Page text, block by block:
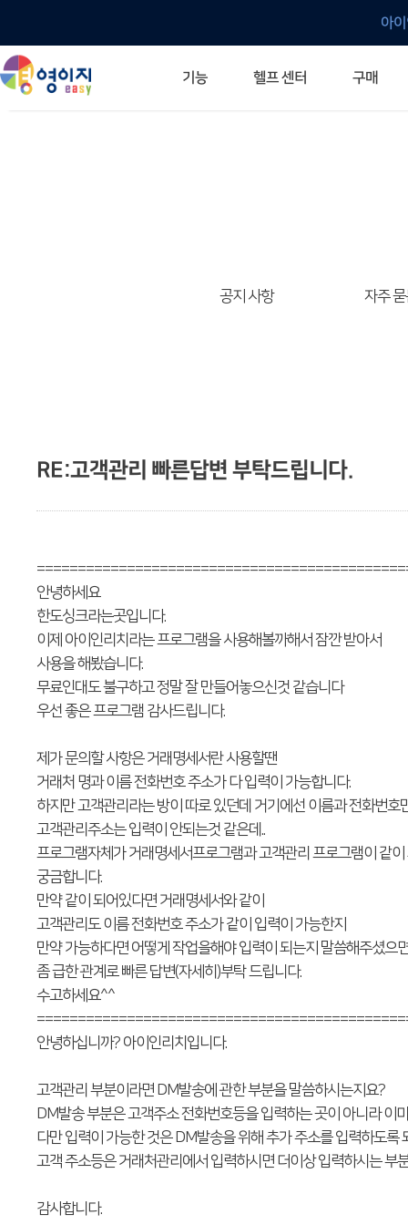
아
기능 헬프 센터 구매
공지 사항 자주
RE:고객관리 빠른답변 부탁드립니다.
안녕하세요
한도싱크라는곳입니다.
이제 아이인리치라는 프로그램을 사용해볼까해서 잠깐 받아서
사용을 해봤습니다.
무료인대도 불구하고 정말 잘 만들어놓으신것 같습니다
우선 좋은 프로그램 감사드립니다.
제가 문의할 사항은 거래명세서란 사용할땐
거래처 명과 이름 전화번호 주소가 다 입력이 가능합니다.
하지만 고객관리라는 방이 따로 있던데 거기에선 이름과 전화번호
고객관리주소는 입력이 안되는것 같은데..
프로그램자체가 거래명세서프로그램과 고객관리 프로그램이 같
궁금합니다.
만약 같이 되어있다면 거래명세서와 같이
고객관리도 이름 전화번호 주소가 같이 입력이 가능한지
만약 가능하다면 어떻게 작업을해야 입력이 되는지 말씀해주셨으
좀 급한 관계로 빠른 답변(자세히)부탁 드립니다.
수고하세요^^
안녕하십니까? 아이인리치입니다.
고객관리 부분이라면 DM발송에 관한 부분을 말씀하시는지요?
DM발송 부분은 고객주소 전화번호등을 입력하는 곳이 아니라 이
다만 입력이 가능한 것은 DM발송을 위해 추가 주소를 입력하도록
고객 주소등은 거래처관리에서 입력하시면 더이상 입력하시는 부
감사합니다.